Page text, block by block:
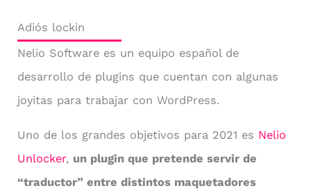
Adiós lockin
Nelio Software es un equipo español de
desarrollo de plugins que cuentan con algunas
joyitas para trabajar con WordPress.
Uno de los grandes objetivos para 2021 es Nelio
Unlocker, un plugin que pretende servir de
“traductor” entre distintos maquetadores